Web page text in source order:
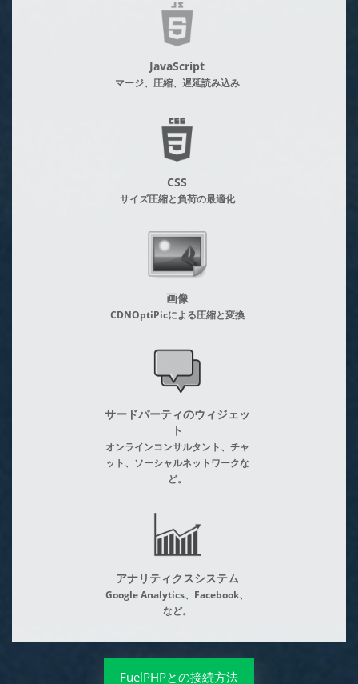
JavaScript
マージ、圧縮、遅延読み込み
CSS
サイズ圧縮と負荷の最適化
画像
CDNOptiPicによる圧縮と変換
サードパーティのウィジェッ
ト
オンラインコンサルタント、チャ
ット、ソーシャルネットワークな
ど。
アナリティクスシステム
Google Analytics、Facebook、
など。
FuelPHPとの接続方法